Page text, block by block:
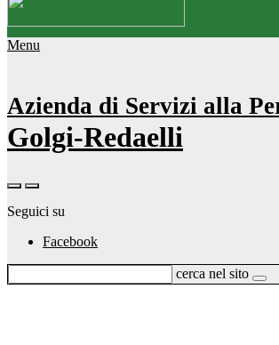
Menu
Azienda di Servizi alla
Golgi-Redaelli
Seguici su
Facebook
cerca nel sito